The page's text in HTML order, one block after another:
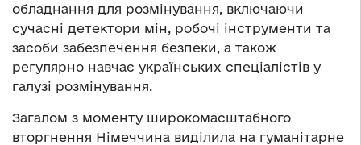
обладнання для розмінування, включаючи
сучасні детектори мін, робочі інструменти та
засоби забезпечення безпеки, а також
регулярно навчає українських спеціалістів у
галузі розмінування.
Загалом з моменту широкомасштабного
вторгнення Німеччина виділила на гуманітарне